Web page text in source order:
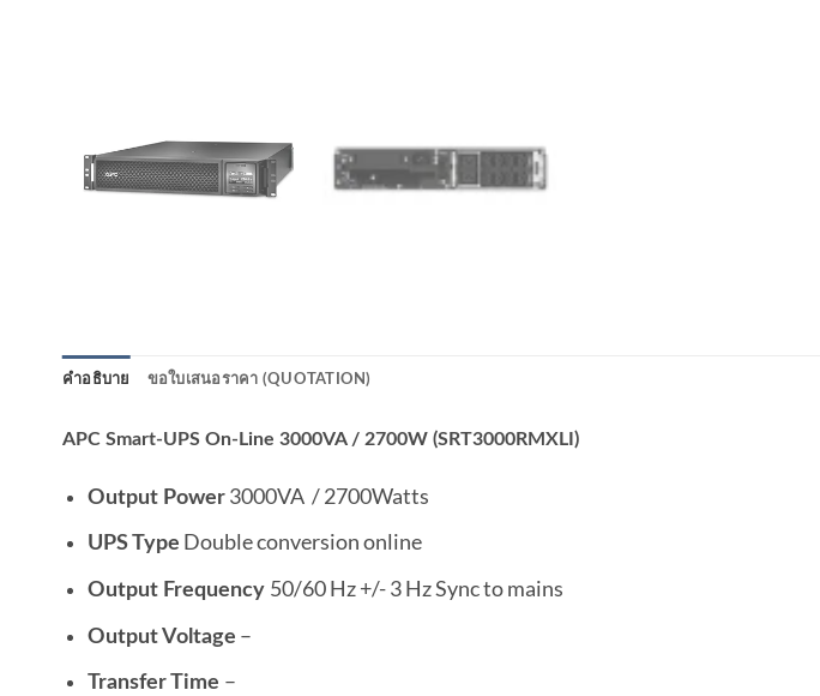
คำอธิบาย ขอใบเสนอราคา (QUOTATION)
APC Smart-UPS On-Line 3000VA / 2700W (SRT3000RMXLI)
Output Power3000VA / 2700Watts
UPS Type Double conversion online
Output Frequency 50/60 Hz +/- 3 Hz Sync to mains
Output Voltage –
Transfer Time –